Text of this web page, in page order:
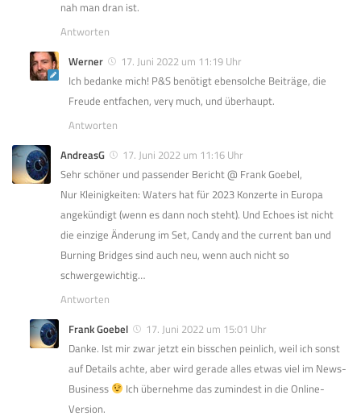
nah man dran ist.
Antworten
Werner
17. Juni 2022 um 11:19 Uhr
Ich bedanke mich! P&S benötigt ebensolche Beiträge, die
Freude entfachen, very much, und überhaupt.
Antworten
AndreasG
17. Juni 2022 um 11:16 Uhr
Sehr schöner und passender Bericht @ Frank Goebel,
Nur Kleinigkeiten: Waters hat für 2023 Konzerte in Europa
angekündigt (wenn es dann noch steht). Und Echoes ist nicht
die einzige Änderung im Set, Candy and the current ban und
Burning Bridges sind auch neu, wenn auch nicht so
schwergewichtig…
Antworten
Frank Goebel
17. Juni 2022 um 15:01 Uhr
Danke. Ist mir zwar jetzt ein bisschen peinlich, weil ich sonst
auf Details achte, aber wird gerade alles etwas viel im News-
Business
Ich übernehme das zumindest in die Online-
Version.